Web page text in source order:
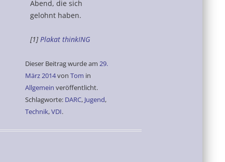
Abend, die sich
gelohnt haben.
[1]Plakat thinkING
Dieser Beitrag wurde am 29.
März 2014von Tom in
Allgemein veröffentlicht.
Schlagworte: DARC, Jugend,
Technik,VDI.